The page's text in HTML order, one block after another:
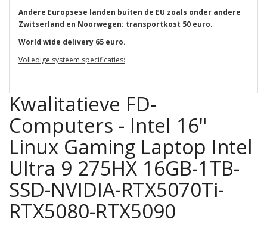
Andere Europsese landen buiten de EU zoals onder andere
Zwitserland en Noorwegen: transportkost 50 euro.
World wide delivery 65 euro.
Volledige systeem specificaties:
Kwalitatieve FD-
Computers - Intel 16"
Linux Gaming Laptop Intel
Ultra 9 275HX 16GB-1TB-
SSD-NVIDIA-RTX5070Ti-
RTX5080-RTX5090